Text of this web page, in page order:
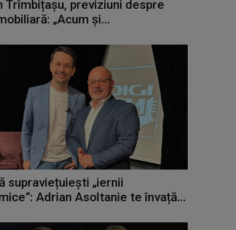
Trîmbițașu, previziuni despre
„Acum și...
supraviețuiești „iernii
Adrian Asoltanie te învață...